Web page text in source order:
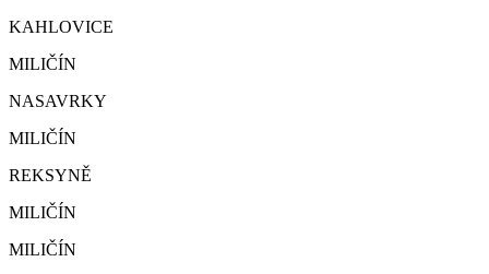
KAHLOVICE
MILIČÍN
NASAVRKY
MILIČÍN
REKSYNĚ
MILIČÍN
MILIČÍN